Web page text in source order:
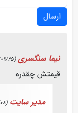
ارسال
نیما سنگسری (1401/09/25)
قیمتش چقدره
مدیر سایت (1401/10/08)